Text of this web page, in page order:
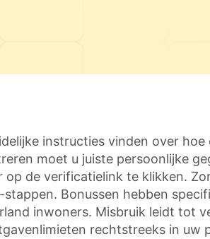
instructies vinden over
moet u juiste persoonlijke
de verificatielink te klikken.
Bonussen hebben
inwoners. Misbruik leidt tot
rechtstreeks in